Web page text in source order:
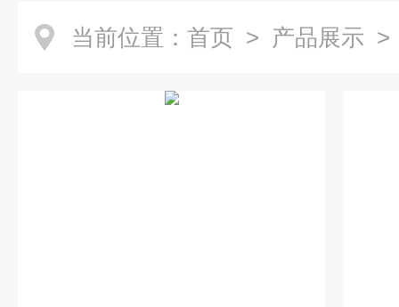
当前位置： 首页 > 产品展示